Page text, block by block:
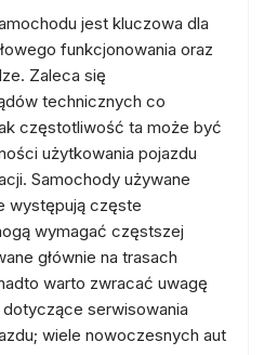
jest kluczowa dla
funkcjonowania oraz
Zaleca się
technicznych co
częstotliwość ta może być
użytkowania pojazdu
Samochody używane
występują częste
wymagać częstszej
głównie na trasach
warto zwracać uwagę
serwisowania
wiele nowoczesnych aut